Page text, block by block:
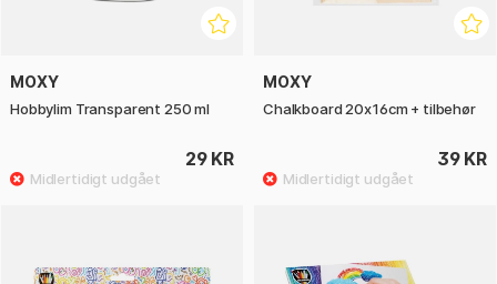
MOXY
Hobbylim Transparent 250 ml
29 KR
MOXY
Chalkboard 20x16cm + tilbehør
39 KR